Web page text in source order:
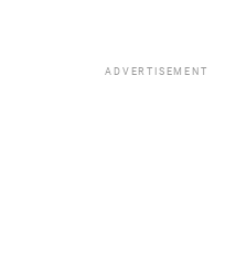
ADVERTISEMENT